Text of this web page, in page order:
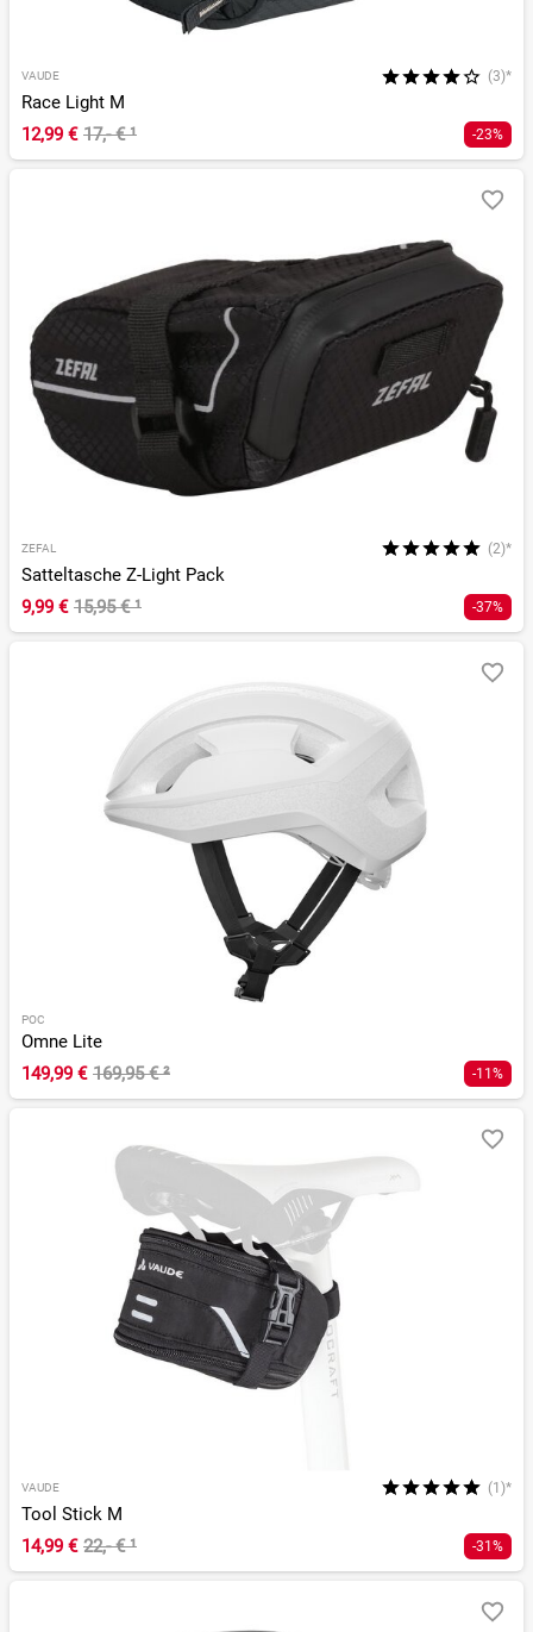
VAUDE (3)*
Race Light M
12,99 € 17,- €¹ -23%
ZEFAL (2)*
Satteltasche Z-Light Pack
9,99 € 15,95 €¹ -37%
POC
Omne Lite
149,99 € 169,95 €² -11%
VAUDE (1)*
Tool Stick M
14,99 € 22,- €¹ -31%